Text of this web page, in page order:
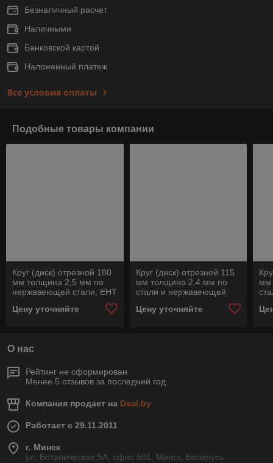
Безналичный расчет
Наличными
Банковской картой
Наложенный платеж
Все условия оплаты
Подобные товары компании
Круг (диск) отрезной 180
мм толщина 2,5 мм по
нержавеющей стали, EHT
Цену уточняйте
Круг (диск) отрезной 115
мм толщина 2,4 мм по
стали и нержавеющей
STEELOX, Pferd
Цену уточняйте
мм
О нас
Рейтинг не сформирован
Менее 5 отзывов за последний год
Компания продает на Deal.by
Работает с 29.11.2011
г. Минск
ул. Ботаническая,5А, офис 501, Минск, Беларусь